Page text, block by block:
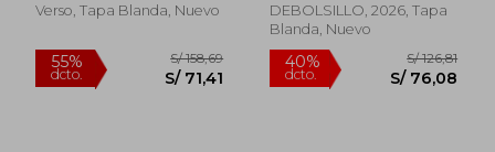
Verso, Tapa Blanda, Nuevo
DEBOLSILLO, 2026, Tapa
Blanda, Nuevo